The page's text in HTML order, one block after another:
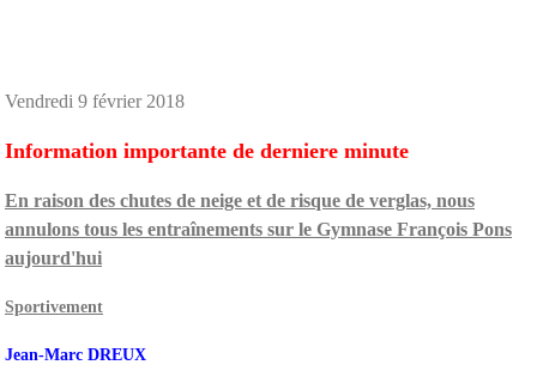
Vendredi 9 février 2018
Information importante de derniere minute
En raison des chutes de neige et de risque de verglas, nous
annulons tous les entraînements sur le Gymnase François Pons
aujourd'hui
Sportivement
Jean-Marc DREUX